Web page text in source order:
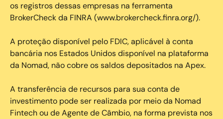
os registros dessas empresas na ferramenta
BrokerCheck da FINRA (www.brokercheck.finra.org/).
A proteção disponível pelo FDIC, aplicável à conta
bancária nos Estados Unidos disponível na plataforma
da Nomad, não cobre os saldos depositados na Apex.
A transferência de recursos para sua conta de
investimento pode ser realizada por meio da Nomad
Fintech ou de Agente de Câmbio, na forma prevista nos